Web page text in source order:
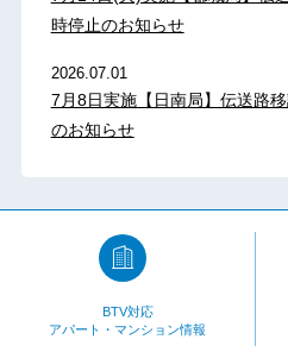
時停止のお知らせ
2026.07.01
7月8日実施【日南局】伝送路
のお知らせ
BTV対応
アパート・マンション情報